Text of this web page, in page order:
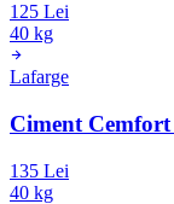
125 Lei
40 kg
Lafarge
Ciment
135 Lei
40 kg